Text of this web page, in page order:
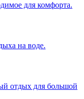
для комфорта.
на воде.
отдых для большой